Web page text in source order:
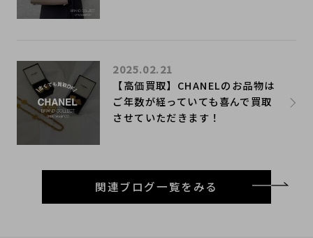
【高価買取】CHANELのお品物は
ご年数が経っていても喜んで買取
させていただきます！
2025.02.21
関連ブログ一覧をみる